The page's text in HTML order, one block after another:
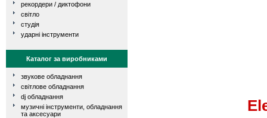
рекордери / диктофони
світло
студія
ударні інструменти
Каталог за виробниками
звукове обладнання
світлове обладнання
dj обладнання
музичні інструменти, обладнання
та аксесуари